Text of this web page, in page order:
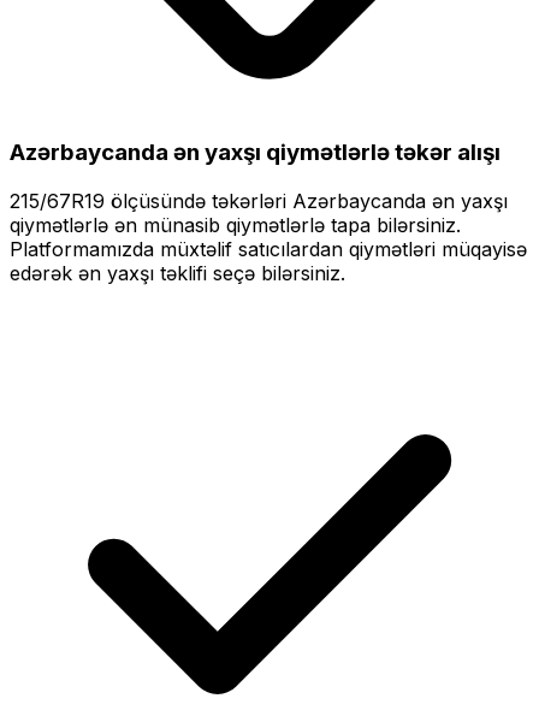
Azərbaycanda ən yaxşı qiymətlərlətəkər alışı
215/67R19 ölçüsündə təkərləri Azərbaycanda ən yaxşı
qiymətlərlə ən münasib qiymətlərlə tapa bilərsiniz.
Platformamızda müxtəlif satıcılardan qiymətləri müqayisə
edərək ən yaxşı təklifi seçə bilərsiniz.